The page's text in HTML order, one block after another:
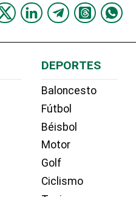
DEPORTES
Baloncesto
Fútbol
Béisbol
Motor
Golf
Ciclismo